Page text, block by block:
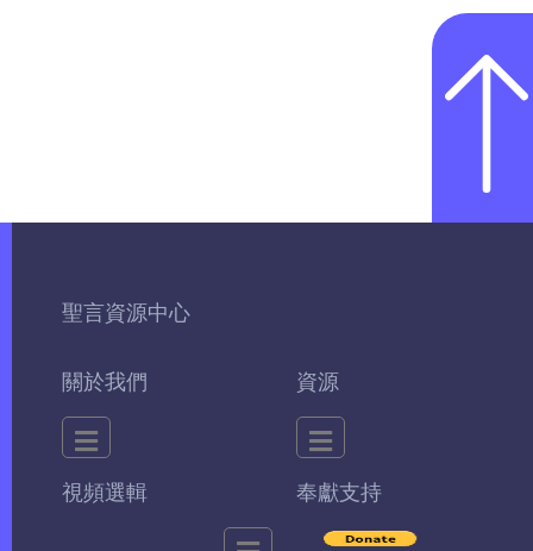
聖言資源中心
關於我們 資源
視頻選輯 奉獻支持